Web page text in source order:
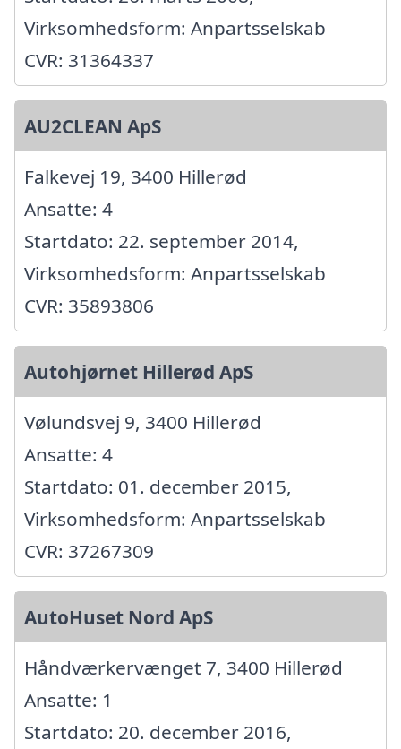
Virksomhedsform: Anpartsselskab
CVR: 31364337
AU2CLEAN ApS
Falkevej 19, 3400 Hillerød
Ansatte: 4
Startdato: 22. september 2014,
Virksomhedsform: Anpartsselskab
CVR: 35893806
Autohjørnet Hillerød ApS
Vølundsvej 9, 3400 Hillerød
Ansatte: 4
Startdato: 01. december 2015,
Virksomhedsform: Anpartsselskab
CVR: 37267309
AutoHuset Nord ApS
Håndværkervænget 7, 3400 Hillerød
Ansatte: 1
Startdato: 20. december 2016,